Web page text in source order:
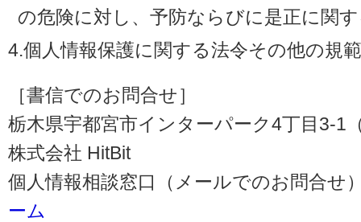
の危険に対し、予防ならびに是正に関
4.個人情報保護に関する法令その他の規
［書信でのお問合せ］
栃木県宇都宮市インターパーク4丁目3-1
株式会社 HitBit
個人情報相談窓口（メールでのお問合せ
ーム